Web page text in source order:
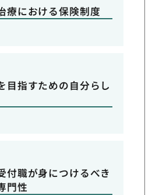
療における保険制度
目指すための自分らし
付職が身につけるべき
門性